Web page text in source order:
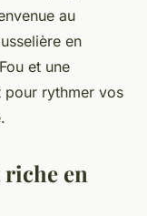
au
en
et une
pour rythmer vos
en